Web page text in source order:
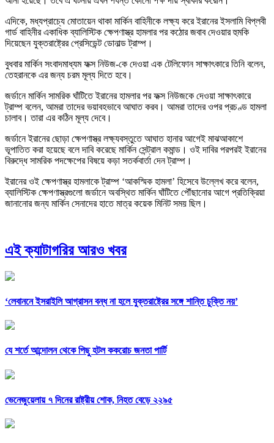
এদিকে, মধ্যপ্রাচ্যে মোতায়েন থাকা মার্কিন বাহিনীকে লক্ষ্য করে ইরানের ইসলামি বিপ্লবী
গার্ড বাহিনীর একাধিক ব্যালিস্টিক ক্ষেপণাস্ত্র হামলার পর কঠোর জবাব দেওয়ার হুমকি
দিয়েছেন যুক্তরাষ্ট্রের প্রেসিডেন্ট ডোনাল্ড ট্রাম্প।
বুধবার মার্কিন সংবাদমাধ্যম ফক্স নিউজ-কে দেওয়া এক টেলিফোন সাক্ষাৎকারে তিনি বলেন,
তেহরানকে এর জন্য চরম মূল্য দিতে হবে।
জর্ডানে মার্কিন সামরিক ঘাঁটিতে ইরানের হামলার পর ফক্স নিউজকে দেওয়া সাক্ষাৎকারে
ট্রাম্প বলেন, আমরা তাদের ভয়াবহভাবে আঘাত করব। আমরা তাদের ওপর প্রচণ্ড হামলা
চালাব। তারা এর কঠিন মূল্য দেবে।
জর্ডানে ইরানের ছোড়া ক্ষেপণাস্ত্র লক্ষ্যবস্তুতে আঘাত হানার আগেই মাঝআকাশে
ভূপাতিত করা হয়েছে বলে দাবি করেছে মার্কিন সেন্ট্রাল কমান্ড। ওই দাবির পরপরই ইরানের
বিরুদ্ধে সামরিক পদক্ষেপের বিষয়ে কড়া সতর্কবার্তা দেন ট্রাম্প।
ইরানের ওই ক্ষেপণাস্ত্র হামলাকে ট্রাম্প ‘আকস্মিক হামলা’ হিসেবে উল্লেখ করে বলেন,
ব্যালিস্টিক ক্ষেপণাস্ত্রগুলো জর্ডানে অবস্থিত মার্কিন ঘাঁটিতে পৌঁছানোর আগে প্রতিক্রিয়া
জানানোর জন্য মার্কিন সেনাদের হাতে মাত্র কয়েক মিনিট সময় ছিল।
এই ক্যাটাগরির আরও খবর
‘লেবাননে ইসরাইলি আগ্রাসন বন্ধ না হলে যুক্তরাষ্ট্রের সঙ্গে শান্তি চুক্তি নয়’
যে শর্তে আন্দোলন থেকে পিছু হটল ককরোচ জনতা পার্টি
ভেনেজুয়েলায় ৭ দিনের রাষ্ট্রীয় শোক, নিহত বেড়ে ২২৯৫